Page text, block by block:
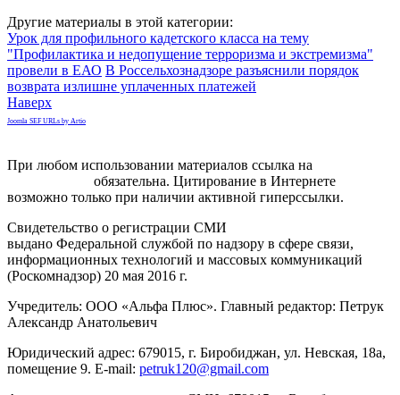
Другие материалы в этой категории:
Урок для профильного кадетского класса на тему
"Профилактика и недопущение терроризма и экстремизма"
провели в ЕАО В Россельхознадзоре разъяснили порядок
возврата излишне уплаченных платежей
Наверх
Joomla SEF URLs by Artio
При любом использовании материалов ссылка на
обязательна. Цитирование в Интернете
возможно только при наличии активной гиперссылки.
Свидетельство о регистрации СМИ
выдано Федеральной службой по надзору в сфере связи,
информационных технологий и массовых коммуникаций
(Роскомнадзор) 20 мая 2016 г.
Учредитель: ООО «Альфа Плюс». Главный редактор: Петрук
Александр Анатольевич
Юридический адрес: 679015, г. Биробиджан, ул. Невская, 18а,
помещение 9. E-mail: petruk120@gmail.com